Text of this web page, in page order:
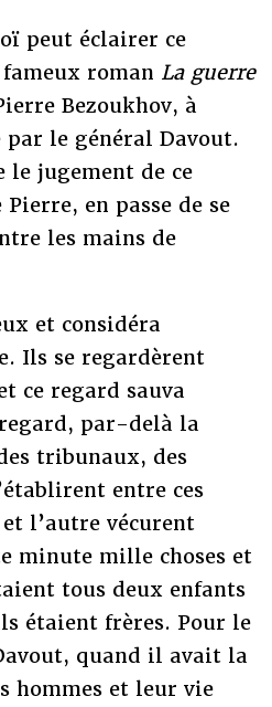
peut éclairer ce
roman La guerre
Bezoukhov, à
par le général Davout.
le jugement de ce
en passe de se
les mains de
et considéra
Ils se regardèrent
ce regard sauva
par-delà la
tribunaux, des
entre ces
l’autre vécurent
minute mille choses et
tous deux enfants
étaient frères. Pour le
quand il avait la
hommes et leur vie